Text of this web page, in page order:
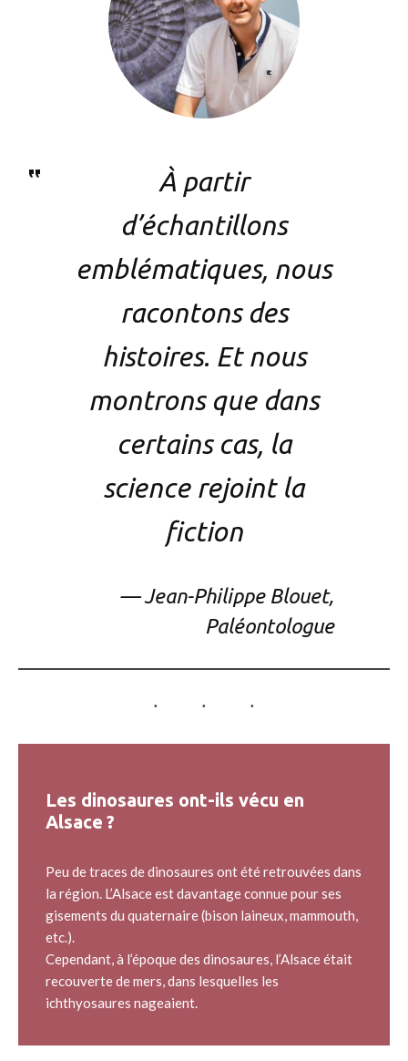
À partir
d’échantillons
emblématiques, nous
racontons des
histoires. Et nous
montrons que dans
certains cas, la
science rejoint la
fiction
— Jean-Philippe Blouet,
Paléontologue
Les dinosaures ont-ils vécu en
Alsace ?
Peu de traces de dinosaures ont été retrouvées dans
la région. L’Alsace est davantage connue pour ses
gisements du quaternaire (bison laineux, mammouth,
etc.).
Cependant, à l’époque des dinosaures, l’Alsace était
recouverte de mers, dans lesquelles les
ichthyosaures nageaient.